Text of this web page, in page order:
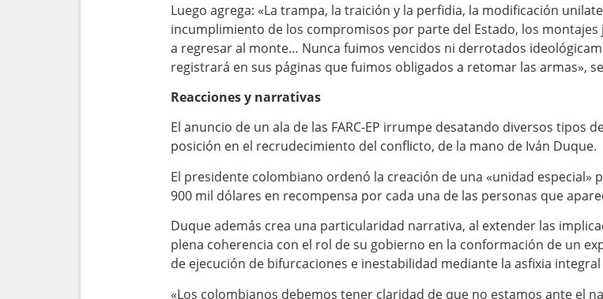
Luego agrega: «La trampa, la traición y la perfidia, la modificación
incumplimiento de los compromisos por parte del Estado, los
a regresar al monte… Nunca fuimos vencidos ni derrotados
registrará en sus páginas que fuimos obligados a retomar las armas»,
Reacciones y narrativas
El anuncio de un ala de las FARC-EP irrumpe desatando diversos tipos
posición en el recrudecimiento del conflicto, de la mano de Iván Duque.
El presidente colombiano ordenó la creación de una «unidad especial»
900 mil dólares en recompensa por cada una de las personas que
Duque además crea una particularidad narrativa, al extender las
plena coherencia con el rol de su gobierno en la conformación de un
de ejecución de bifurcaciones e inestabilidad mediante la asfixia integral
«Los colombianos debemos tener claridad de que no estamos ante el